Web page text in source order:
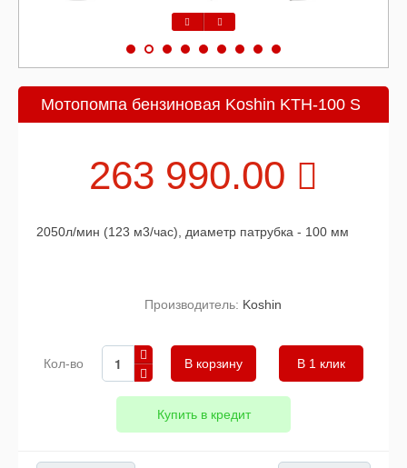
Мотопомпа бензиновая Koshin KTH-100 S
263 990.00
2050л/мин (123 м3/час), диаметр патрубка - 100 мм
Производитель: Koshin
Кол-во В 1 клик
Купить в кредит